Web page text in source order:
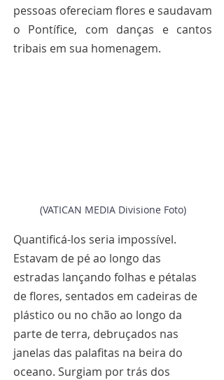
pessoas ofereciam flores e saudavam
o Pontífice, com danças e cantos
tribais em sua homenagem.
(VATICAN MEDIA Divisione Foto)
Quantificá-los seria impossível.
Estavam de pé ao longo das
estradas lançando folhas e pétalas
de flores, sentados em cadeiras de
plástico ou no chão ao longo da
parte de terra, debruçados nas
janelas das palafitas na beira do
oceano. Surgiam por trás dos